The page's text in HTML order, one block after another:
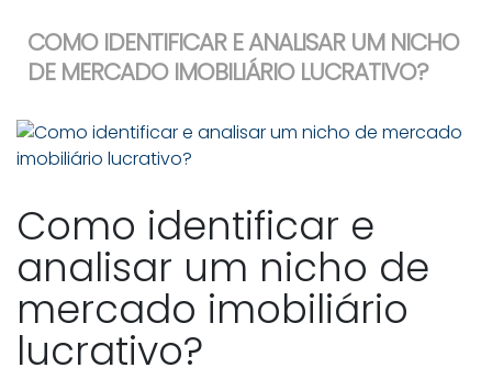
COMO IDENTIFICAR E ANALISAR UM NICHO
DE MERCADO IMOBILIÁRIO LUCRATIVO?
Como identificar e
analisar um nicho de
mercado imobiliário
lucrativo?